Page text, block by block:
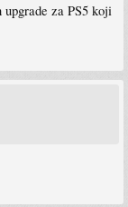
za PS5 koji